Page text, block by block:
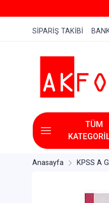
SİPARİŞ TAKİBİ
TÜM
Anasayfa KPSS A